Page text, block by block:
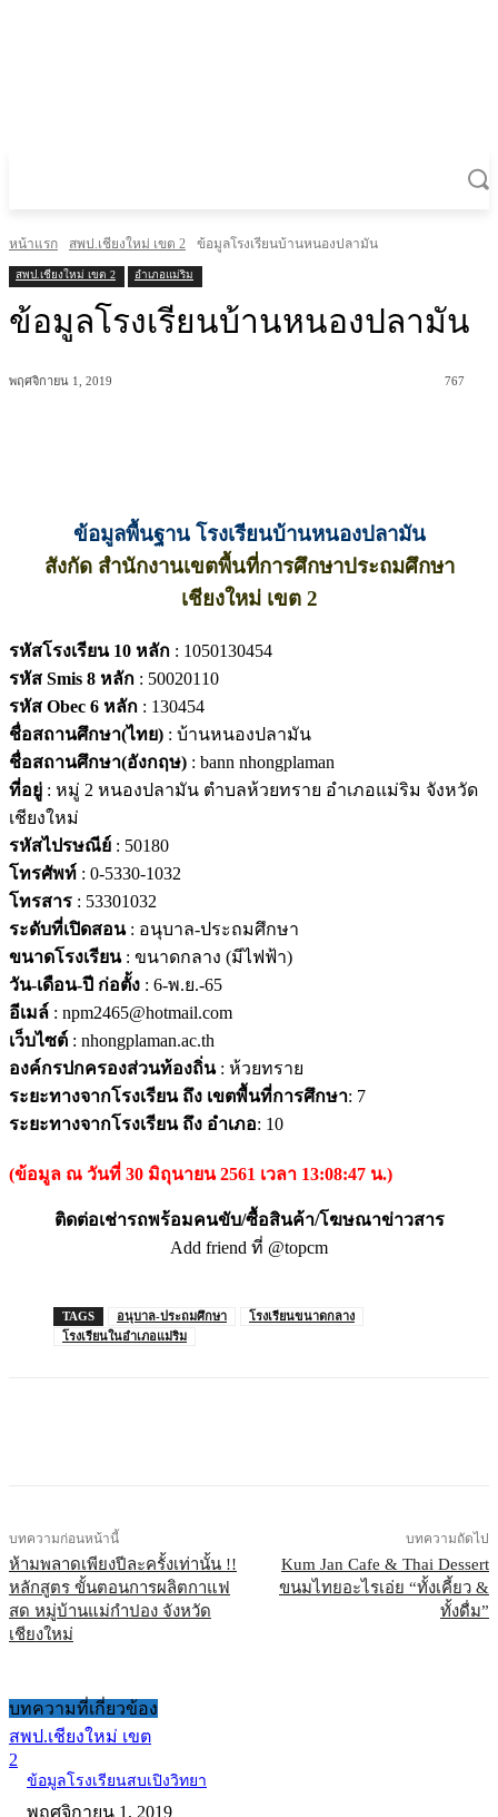
หน้าแรก สพป.เชียงใหม่ เขต 2 ข้อมูลโรงเรียนบ้านหนองปลามัน
สพป.เชียงใหม่ เขต 2 อำเภอแม่ริม
ข้อมูลโรงเรียนบ้านหนองปลามัน
พฤศจิกายน 1, 2019 767
ข้อมูลพื้นฐาน โรงเรียนบ้านหนองปลามัน
สังกัด สำนักงานเขตพื้นที่การศึกษาประถมศึกษา
เชียงใหม่ เขต 2
รหัสโรงเรียน 10 หลัก : 1050130454
รหัส Smis 8 หลัก : 50020110
รหัส Obec 6 หลัก : 130454
ชื่อสถานศึกษา(ไทย) : บ้านหนองปลามัน
ชื่อสถานศึกษา(อังกฤษ) : bann nhongplaman
ที่อยู่ : หมู่ 2 หนองปลามัน ตำบลห้วยทราย อำเภอแม่ริม จังหวัด
เชียงใหม่
รหัสไปรษณีย์ : 50180
โทรศัพท์ : 0-5330-1032
โทรสาร : 53301032
ระดับที่เปิดสอน: อนุบาล-ประถมศึกษา
ขนาดโรงเรียน: ขนาดกลาง (มีไฟฟ้า)
วัน-เดือน-ปี ก่อตั้ง : 6-พ.ย.-65
อีเมล์ : npm2465@hotmail.com
เว็บไซต์ : nhongplaman.ac.th
องค์กรปกครองส่วนท้องถิ่น: ห้วยทราย
ระยะทางจากโรงเรียน ถึง เขตพื้นที่การศึกษา: 7
ระยะทางจากโรงเรียน ถึง อำเภอ: 10
(ข้อมูล ณ วันที่ 30 มิถุนายน 2561 เวลา 13:08:47 น.)
ติดต่อเช่ารถพร้อมคนขับ/ซื้อสินค้า/โฆษณาข่าวสาร
Add friend ที่ @topcm
TAGS อนุบาล-ประถมศึกษา
โรงเรียนขนาดกลาง
โรงเรียนในอำเภอแม่ริม
บทความก่อนหน้านี้
ห้ามพลาดเพียงปีละครั้งเท่านั้น !!
หลักสูตร ขั้นตอนการผลิตกาแฟ
สด หมู่บ้านแม่กำปอง จังหวัด
เชียงใหม่
บทความถัดไป
Kum Jan Cafe & Thai Dessert
ขนมไทยอะไรเอ่ย “ทั้งเคี้ยว &
ทั้งดื่ม”
บทความที่เกี่ยวข้อง
สพป.เชียงใหม่ เขต
2
ข้อมูลโรงเรียนสบเปิงวิทยา
พฤศจิกายน 1, 2019